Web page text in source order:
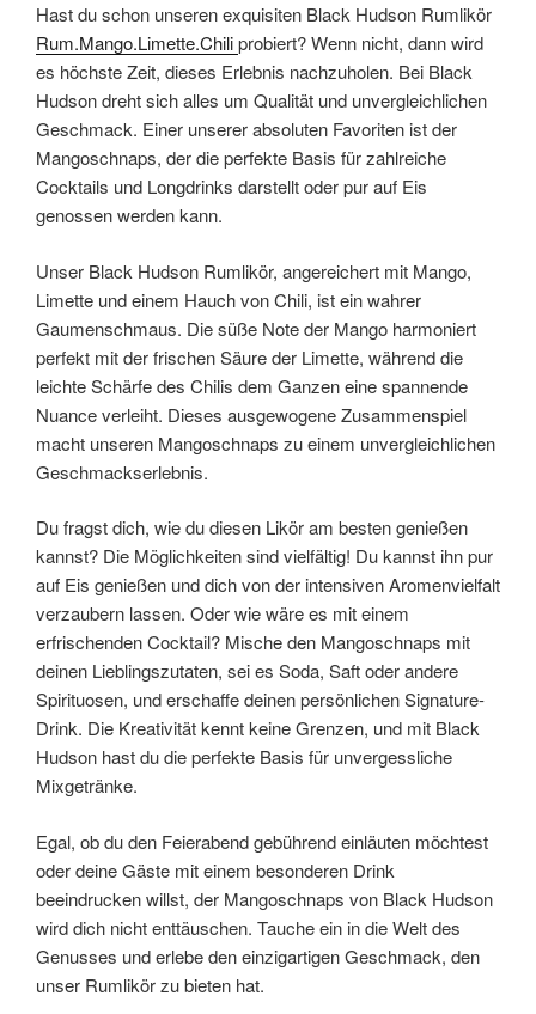
Hast du schon unseren exquisiten Black Hudson Rumlikör
Rum.Mango.Limette.Chiliprobiert? Wenn nicht, dann wird
es höchste Zeit, dieses Erlebnis nachzuholen. Bei Black
Hudson dreht sich alles um Qualität und unvergleichlichen
Geschmack. Einer unserer absoluten Favoriten ist der
Mangoschnaps, der die perfekte Basis für zahlreiche
Cocktails und Longdrinks darstellt oder pur auf Eis
genossen werden kann.
Unser Black Hudson Rumlikör, angereichert mit Mango,
Limette und einem Hauch von Chili, ist ein wahrer
Gaumenschmaus. Die süße Note der Mango harmoniert
perfekt mit der frischen Säure der Limette, während die
leichte Schärfe des Chilis dem Ganzen eine spannende
Nuance verleiht. Dieses ausgewogene Zusammenspiel
macht unseren Mangoschnaps zu einem unvergleichlichen
Geschmackserlebnis.
Du fragst dich, wie du diesen Likör am besten genießen
kannst? Die Möglichkeiten sind vielfältig! Du kannst ihn pur
auf Eis genießen und dich von der intensiven Aromenvielfalt
verzaubern lassen. Oder wie wäre es mit einem
erfrischenden Cocktail? Mische den Mangoschnaps mit
deinen Lieblingszutaten, sei es Soda, Saft oder andere
Spirituosen, und erschaffe deinen persönlichen Signature-
Drink. Die Kreativität kennt keine Grenzen, und mit Black
Hudson hast du die perfekte Basis für unvergessliche
Mixgetränke.
Egal, ob du den Feierabend gebührend einläuten möchtest
oder deine Gäste mit einem besonderen Drink
beeindrucken willst, der Mangoschnaps von Black Hudson
wird dich nicht enttäuschen. Tauche ein in die Welt des
Genusses und erlebe den einzigartigen Geschmack, den
unser Rumlikör zu bieten hat.